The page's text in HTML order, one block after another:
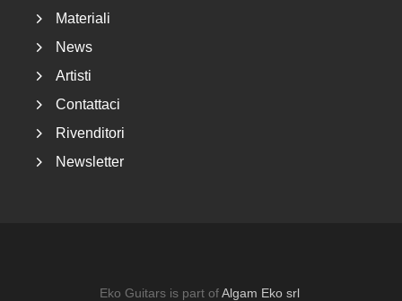
Materiali
News
Artisti
Contattaci
Rivenditori
Newsletter
Eko Guitars is part ofAlgam Eko srl